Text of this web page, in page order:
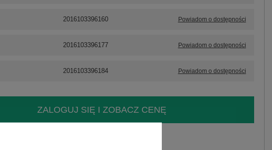
2016103396160 Powiadom o dostępności
2016103396177 Powiadom o dostępności
2016103396184 Powiadom o dostępności
ZALOGUJ SIĘ I ZOBACZ CENĘ